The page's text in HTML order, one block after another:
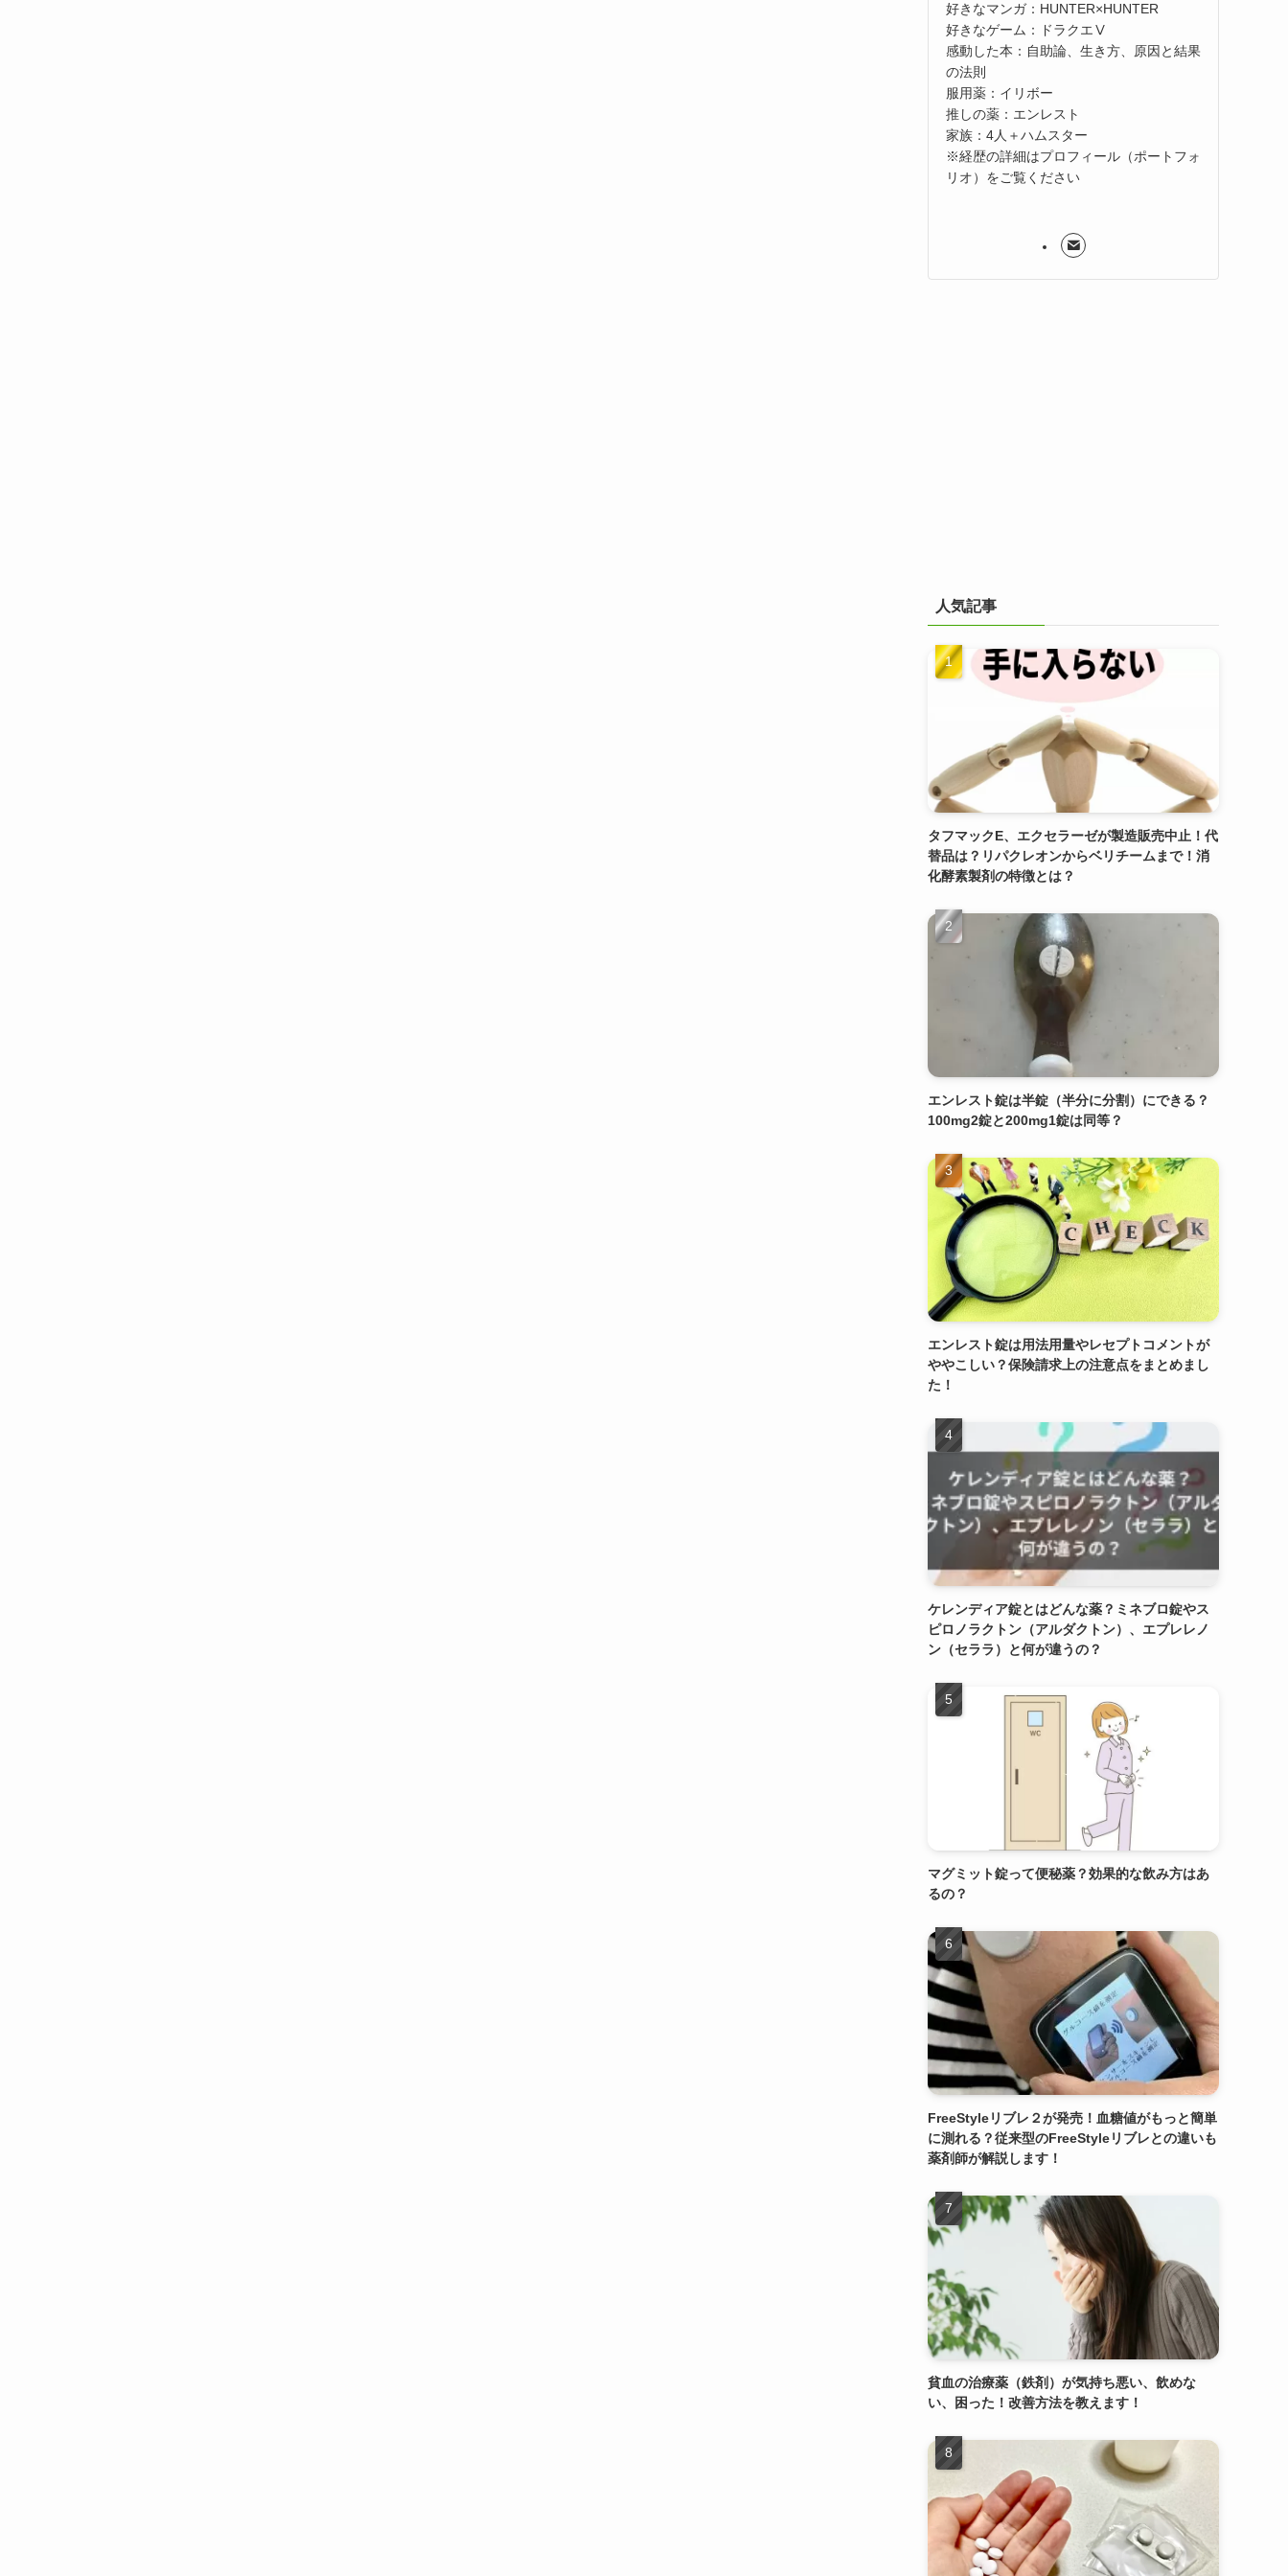
好きなマンガ：HUNTER×HUNTER
好きなゲーム：ドラクエⅤ
感動した本：自助論、生き方、原因と結果
の法則
服用薬：イリボー
推しの薬：エンレスト
家族：4人＋ハムスター
※経歴の詳細はプロフィール（ポートフォ
リオ）をご覧ください
人気記事
タフマックE、エクセラーゼが製造販売中止！代
替品は？リパクレオンからベリチームまで！消
化酵素製剤の特徴とは？
エンレスト錠は半錠（半分に分割）にできる？
100mg2錠と200mg1錠は同等？
エンレスト錠は用法用量やレセプトコメントが
ややこしい？保険請求上の注意点をまとめまし
た！
ケレンディア錠とはどんな薬？ミネブロ錠やス
ピロノラクトン（アルダクトン）、エプレレノ
ン（セララ）と何が違うの？
マグミット錠って便秘薬？効果的な飲み方はあ
るの？
FreeStyleリブレ２が発売！血糖値がもっと簡単
に測れる？従来型のFreeStyleリブレとの違いも
薬剤師が解説します！
貧血の治療薬（鉄剤）が気持ち悪い、飲めな
い、困った！改善方法を教えます！